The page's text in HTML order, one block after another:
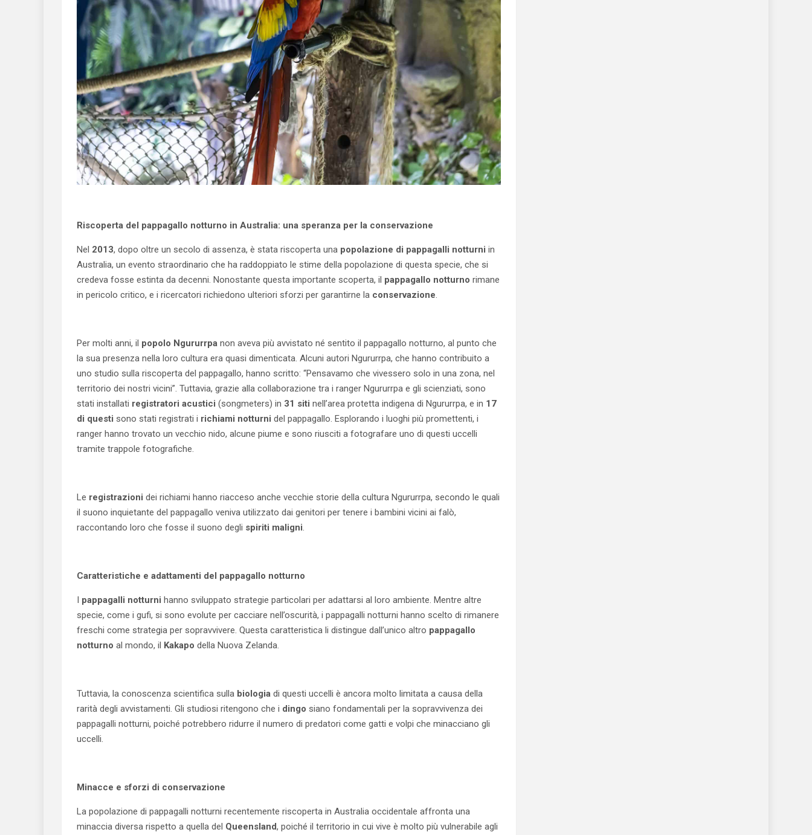
Riscoperta del pappagallo notturno in Australia: una speranza per la conservazione
Nel 2013, dopo oltre un secolo di assenza, è stata riscoperta una popolazione di pappagalli notturni in
Australia, un evento straordinario che ha raddoppiato le stime della popolazione di questa specie, che si
credeva fosse estinta da decenni. Nonostante questa importante scoperta, il pappagallo notturno rimane
in pericolo critico, e i ricercatori richiedono ulteriori sforzi per garantirne la conservazione.
Per molti anni, il popolo Ngururrpa non aveva più avvistato né sentito il pappagallo notturno, al punto che
la sua presenza nella loro cultura era quasi dimenticata. Alcuni autori Ngururrpa, che hanno contribuito a
uno studio sulla riscoperta del pappagallo, hanno scritto: “Pensavamo che vivessero solo in una zona, nel
territorio dei nostri vicini”. Tuttavia, grazie alla collaborazione tra i ranger Ngururrpa e gli scienziati, sono
stati installati registratori acustici (songmeters) in 31 siti nell’area protetta indigena di Ngururrpa, e in 17
di questi sono stati registrati i richiami notturni del pappagallo. Esplorando i luoghi più promettenti, i
ranger hanno trovato un vecchio nido, alcune piume e sono riusciti a fotografare uno di questi uccelli
tramite trappole fotografiche.
Le registrazioni dei richiami hanno riacceso anche vecchie storie della cultura Ngururrpa, secondo le quali
il suono inquietante del pappagallo veniva utilizzato dai genitori per tenere i bambini vicini ai falò,
raccontando loro che fosse il suono degli spiriti maligni.
Caratteristiche e adattamenti del pappagallo notturno
I pappagalli notturni hanno sviluppato strategie particolari per adattarsi al loro ambiente. Mentre altre
specie, come i gufi, si sono evolute per cacciare nell’oscurità, i pappagalli notturni hanno scelto di rimanere
freschi come strategia per sopravvivere. Questa caratteristica li distingue dall’unico altro pappagallo
notturno al mondo, il Kakapo della Nuova Zelanda.
Tuttavia, la conoscenza scientifica sulla biologia di questi uccelli è ancora molto limitata a causa della
rarità degli avvistamenti. Gli studiosi ritengono che i dingo siano fondamentali per la sopravvivenza dei
pappagalli notturni, poiché potrebbero ridurre il numero di predatori come gatti e volpi che minacciano gli
uccelli.
Minacce e sforzi di conservazione
La popolazione di pappagalli notturni recentemente riscoperta in Australia occidentale affronta una
minaccia diversa rispetto a quella del Queensland, poiché il territorio in cui vive è molto più vulnerabile agli